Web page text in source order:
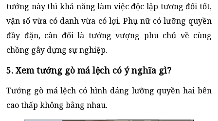
tướng này thì khả năng làm việc độc lập tương đối tốt,
vận số vừa có danh vừa có lợi. Phụ nữ có lưỡng quyền
đầy đặn, cân đối là tướng vượng phu chủ về cùng
chồng gây dựng sự nghiệp.
5. Xem tướng gò má lệch có ý nghĩa gì?
Tướng gò má lệch có hình dáng lưỡng quyền hai bên
cao thấp không bằng nhau.